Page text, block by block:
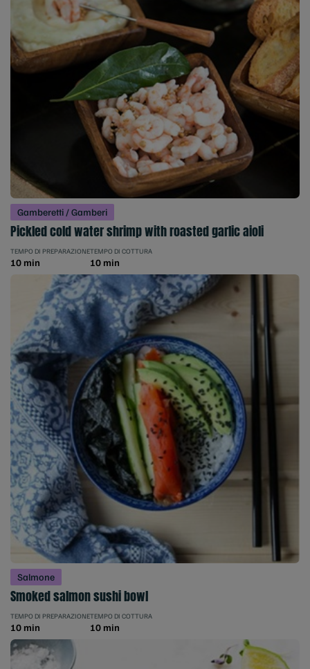
Gamberetti / Gamberi
Pickled cold water shrimp with roasted garlic aioli
TEMPO DI PREPARAZIONE
10 min
TEMPO DI COTTURA
10 min
Salmone
Smoked salmon sushi bowl
TEMPO DI PREPARAZIONE
10 min
TEMPO DI COTTURA
10 min